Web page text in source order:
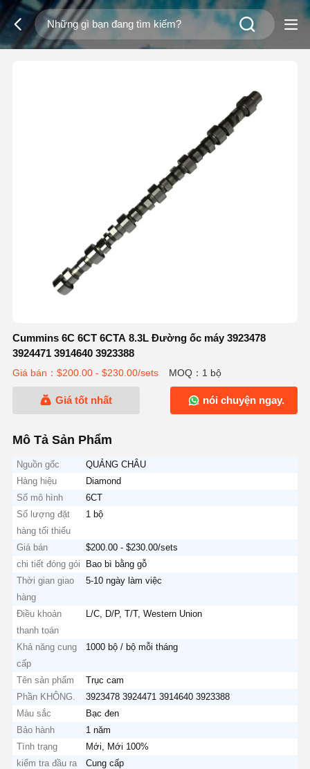
Cummins 6C 6CT 6CTA 8.3L Đường ốc máy 3923478
3924471 3914640 3923388
Giá bán：$200.00 - $230.00/sets MOQ：1 bộ
Giá tốt nhất nói chuyện ngay.
Mô Tả Sản Phẩm
Nguồn gốc
QUẢNG CHÂU
Hàng hiệu
Diamond
Số mô hình
6CT
Số lượng đặt
hàng tối thiểu
1 bộ
Giá bán
$200.00 - $230.00/sets
chi tiết đóng gói
Bao bì bằng gỗ
Thời gian giao
hàng
5-10 ngày làm việc
Điều khoản
thanh toán
L/C, D/P, T/T, Western Union
Khả năng cung
cấp
1000 bộ / bộ mỗi tháng
Tên sản phẩm
Trục cam
Phần KHÔNG.
3923478 3924471 3914640 3923388
Màu sắc
Bạc đen
Bảo hành
1 năm
Tình trạng
Mới, Mới 100%
kiểm tra đầu ra
Cung cấp